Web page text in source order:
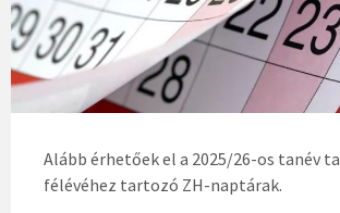
Alább érhetőek el a 2025/26-os tanév
félévéhez tartozó ZH-naptárak.